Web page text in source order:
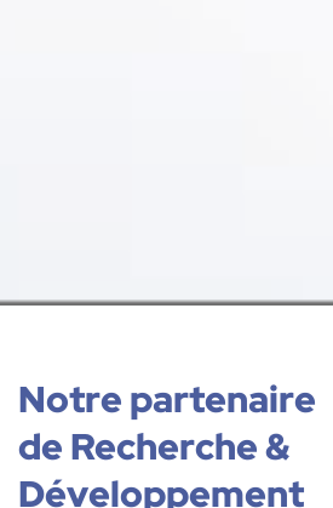
Notre partenaire
de Recherche &
Développement